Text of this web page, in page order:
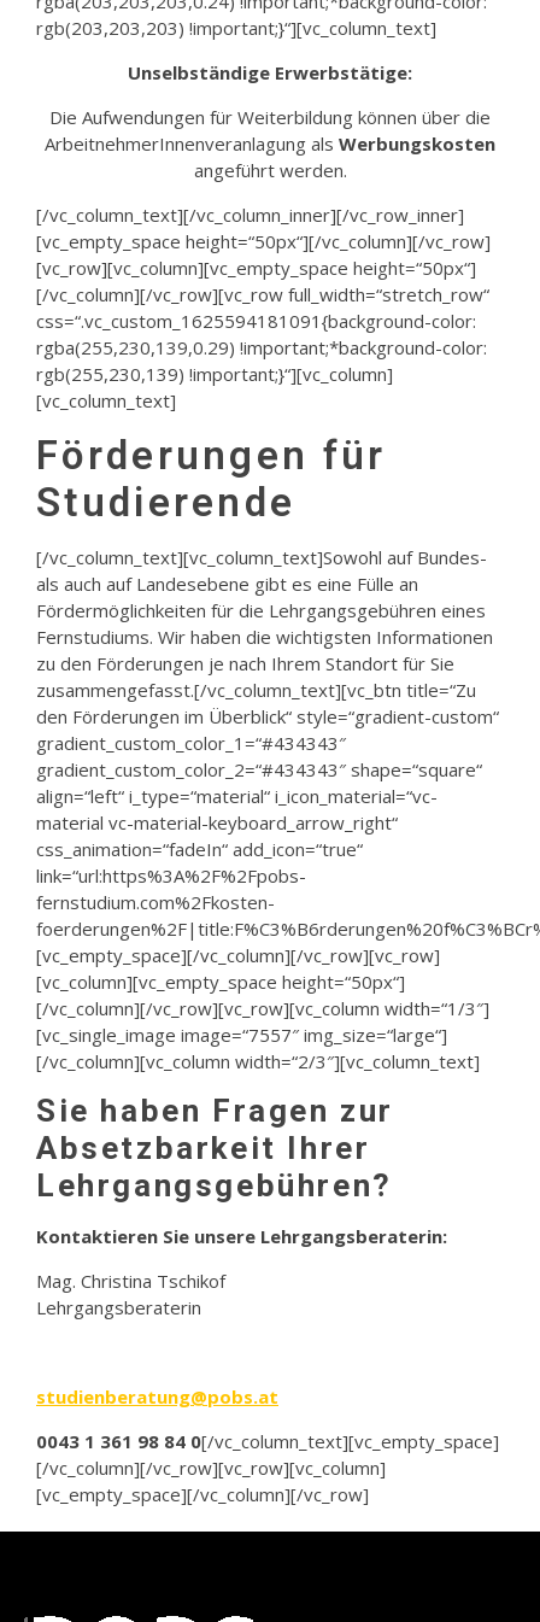
rgb(203,203,203) !important;}“][vc_column_text]
Unselbständige Erwerbstätige:
Die Aufwendungen für Weiterbildung können über die
ArbeitnehmerInnenveranlagung als Werbungskosten
angeführt werden.
[/vc_column_text][/vc_column_inner][/vc_row_inner]
[vc_empty_space height=“50px“][/vc_column][/vc_row]
[vc_row][vc_column][vc_empty_space height=“50px“]
[/vc_column][/vc_row][vc_row full_width=“stretch_row“
css=“.vc_custom_1625594181091{background-color:
rgba(255,230,139,0.29) !important;*background-color:
rgb(255,230,139) !important;}“][vc_column]
[vc_column_text]
Förderungen für
Studierende
[/vc_column_text][vc_column_text]Sowohl auf Bundes-
als auch auf Landesebene gibt es eine Fülle an
Fördermöglichkeiten für die Lehrgangsgebühren eines
Fernstudiums. Wir haben die wichtigsten Informationen
zu den Förderungen je nach Ihrem Standort für Sie
zusammengefasst.[/vc_column_text][vc_btn title=“Zu
den Förderungen im Überblick“ style=“gradient-custom“
gradient_custom_color_1=“#434343″
gradient_custom_color_2=“#434343″ shape=“square“
align=“left“ i_type=“material“ i_icon_material=“vc-
material vc-material-keyboard_arrow_right“
css_animation=“fadeIn“ add_icon=“true“
link=“url:https%3A%2F%2Fpobs-
fernstudium.com%2Fkosten-
[vc_empty_space][/vc_column][/vc_row][vc_row]
[vc_column][vc_empty_space height=“50px“]
[/vc_column][/vc_row][vc_row][vc_column width=“1/3″]
[vc_single_image image=“7557″ img_size=“large“]
[/vc_column][vc_column width=“2/3″][vc_column_text]
Sie haben Fragen zur
Absetzbarkeit Ihrer
Lehrgangsgebühren?
Kontaktieren Sie unsere Lehrgangsberaterin:
Mag. Christina Tschikof
Lehrgangsberaterin
studienberatung@pobs.at
0043 1 361 98 84 0[/vc_column_text][vc_empty_space]
[/vc_column][/vc_row][vc_row][vc_column]
[vc_empty_space][/vc_column][/vc_row]